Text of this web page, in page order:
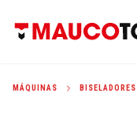
MÁQUINAS